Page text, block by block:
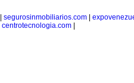
segurosinmobiliarios.com|
centrotecnologia.com|